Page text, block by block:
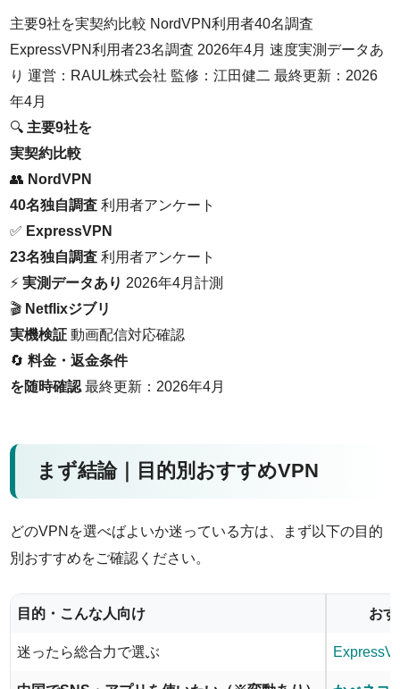
主要9社を実契約比較 NordVPN利用者40名調査
ExpressVPN利用者23名調査 2026年4月 速度実測データあ
り 運営：RAUL株式会社 監修：江田健二 最終更新：2026
年4月
🔍 主要9社を
実契約比較
👥 NordVPN
40名独自調査 利用者アンケート
✅ ExpressVPN
23名独自調査 利用者アンケート
⚡ 実測データあり 2026年4月計測
🎬 Netflixジブリ
実機検証 動画配信対応確認
🔄 料金・返金条件
を随時確認 最終更新：2026年4月
まず結論｜目的別おすすめVPN
どのVPNを選べばよいか迷っている方は、まず以下の目的
別おすすめをご確認ください。
目的・こんな人向け お
迷ったら総合力で選ぶ